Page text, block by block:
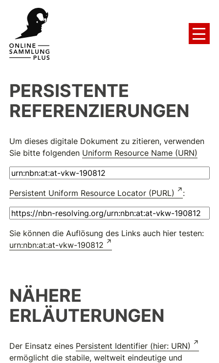
PERSISTENTE
REFERENZIERUNGEN
Um dieses digitale Dokument zu zitieren, verwenden
Sie bitte folgenden Uniform Resource Name (URN)
Persistent Uniform Resource Locator (PURL) :
Sie können die Auflösung des Links auch hier testen:
urn:nbn:at:at-vkw-190812
NÄHERE
ERLÄUTERUNGEN
Der Einsatz eines Persistent Identifier (hier: URN)
ermöglicht die stabile, weltweit eindeutige und